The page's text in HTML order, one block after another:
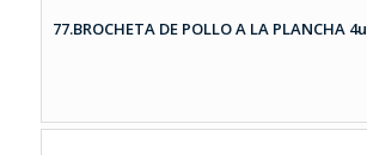
77.BROCHETA DE POLLO A LA PLANCHA 4u